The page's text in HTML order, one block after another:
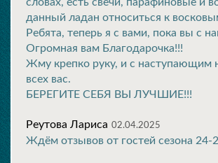
данный ладан относиться к
Ребята, теперь я с вами, пока вы с
Огромная вам Благодарочка!!!
Жму крепко руку, и с наступающим
всех вас.
БЕРЕГИТЕ СЕБЯ ВЫ ЛУЧШИЕ!!!
Реутова Лариса 02.04.2025
Ждём отзывов от гостей сезона 24-